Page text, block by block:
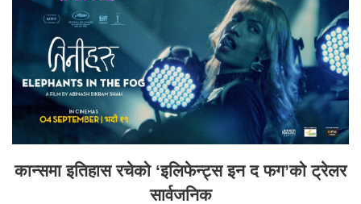
कान्समा इतिहास रचेको ‘इलिफेन्ट्स इन द फग’को ट्रेलर
सार्वजनिक